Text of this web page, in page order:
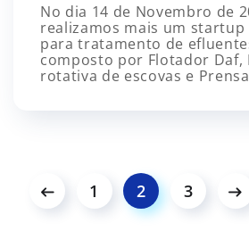
No dia 14 de Novembro de
realizamos mais um startup
para tratamento de
composto por Flotador Daf,
rotativa de escovas e
1 2 3